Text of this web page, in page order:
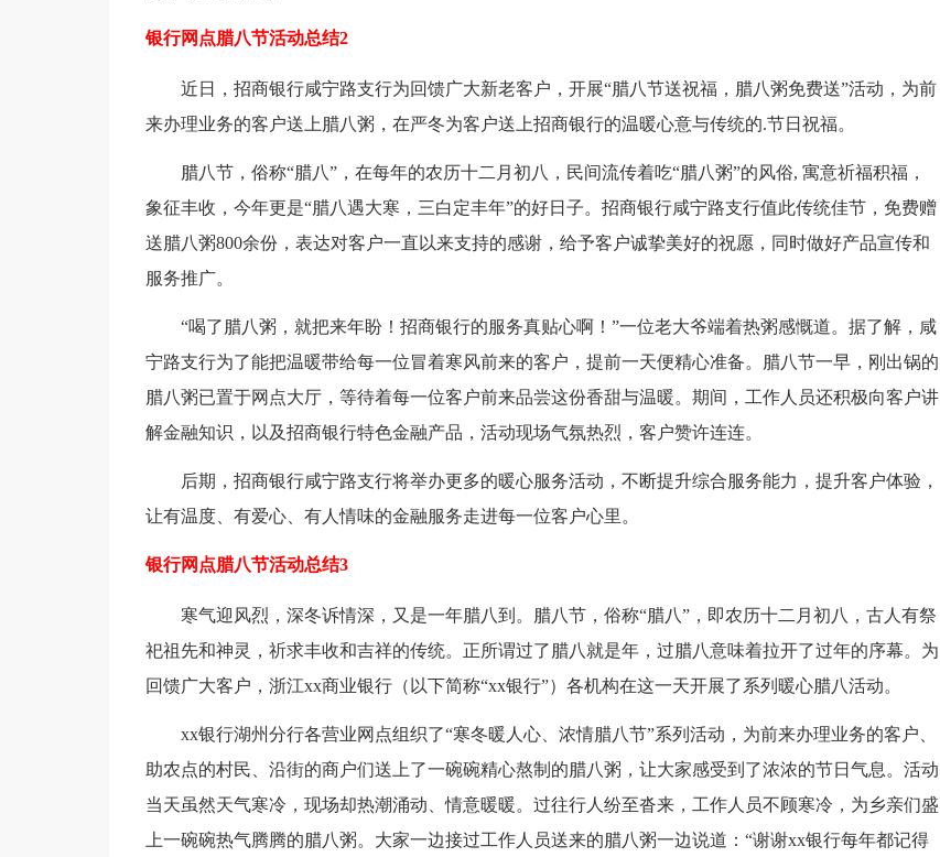
银行网点腊八节活动总结2
近日，招商银行咸宁路支行为回馈广大新老客户，开展“腊八节送祝福，腊八粥免费送”活动，为前
来办理业务的客户送上腊八粥，在严冬为客户送上招商银行的温暖心意与传统的.节日祝福。
腊八节，俗称“腊八”，在每年的农历十二月初八，民间流传着吃“腊八粥”的风俗, 寓意祈福积福，
象征丰收，今年更是“腊八遇大寒，三白定丰年”的好日子。招商银行咸宁路支行值此传统佳节，免费赠
送腊八粥800余份，表达对客户一直以来支持的感谢，给予客户诚挚美好的祝愿，同时做好产品宣传和
服务推广。
“喝了腊八粥，就把来年盼！招商银行的服务真贴心啊！”一位老大爷端着热粥感慨道。据了解，咸
宁路支行为了能把温暖带给每一位冒着寒风前来的客户，提前一天便精心准备。腊八节一早，刚出锅的
腊八粥已置于网点大厅，等待着每一位客户前来品尝这份香甜与温暖。期间，工作人员还积极向客户讲
解金融知识，以及招商银行特色金融产品，活动现场气氛热烈，客户赞许连连。
后期，招商银行咸宁路支行将举办更多的暖心服务活动，不断提升综合服务能力，提升客户体验，
让有温度、有爱心、有人情味的金融服务走进每一位客户心里。
银行网点腊八节活动总结3
寒气迎风烈，深冬诉情深，又是一年腊八到。腊八节，俗称“腊八”，即农历十二月初八，古人有祭
祀祖先和神灵，祈求丰收和吉祥的传统。正所谓过了腊八就是年，过腊八意味着拉开了过年的序幕。为
回馈广大客户，浙江xx商业银行（以下简称“xx银行”）各机构在这一天开展了系列暖心腊八活动。
xx银行湖州分行各营业网点组织了“寒冬暖人心、浓情腊八节”系列活动，为前来办理业务的客户、
助农点的村民、沿街的商户们送上了一碗碗精心熬制的腊八粥，让大家感受到了浓浓的节日气息。活动
当天虽然天气寒冷，现场却热潮涌动、情意暖暖。过往行人纷至沓来，工作人员不顾寒冷，为乡亲们盛
上一碗碗热气腾腾的腊八粥。大家一边接过工作人员送来的腊八粥一边说道：“谢谢xx银行每年都记得